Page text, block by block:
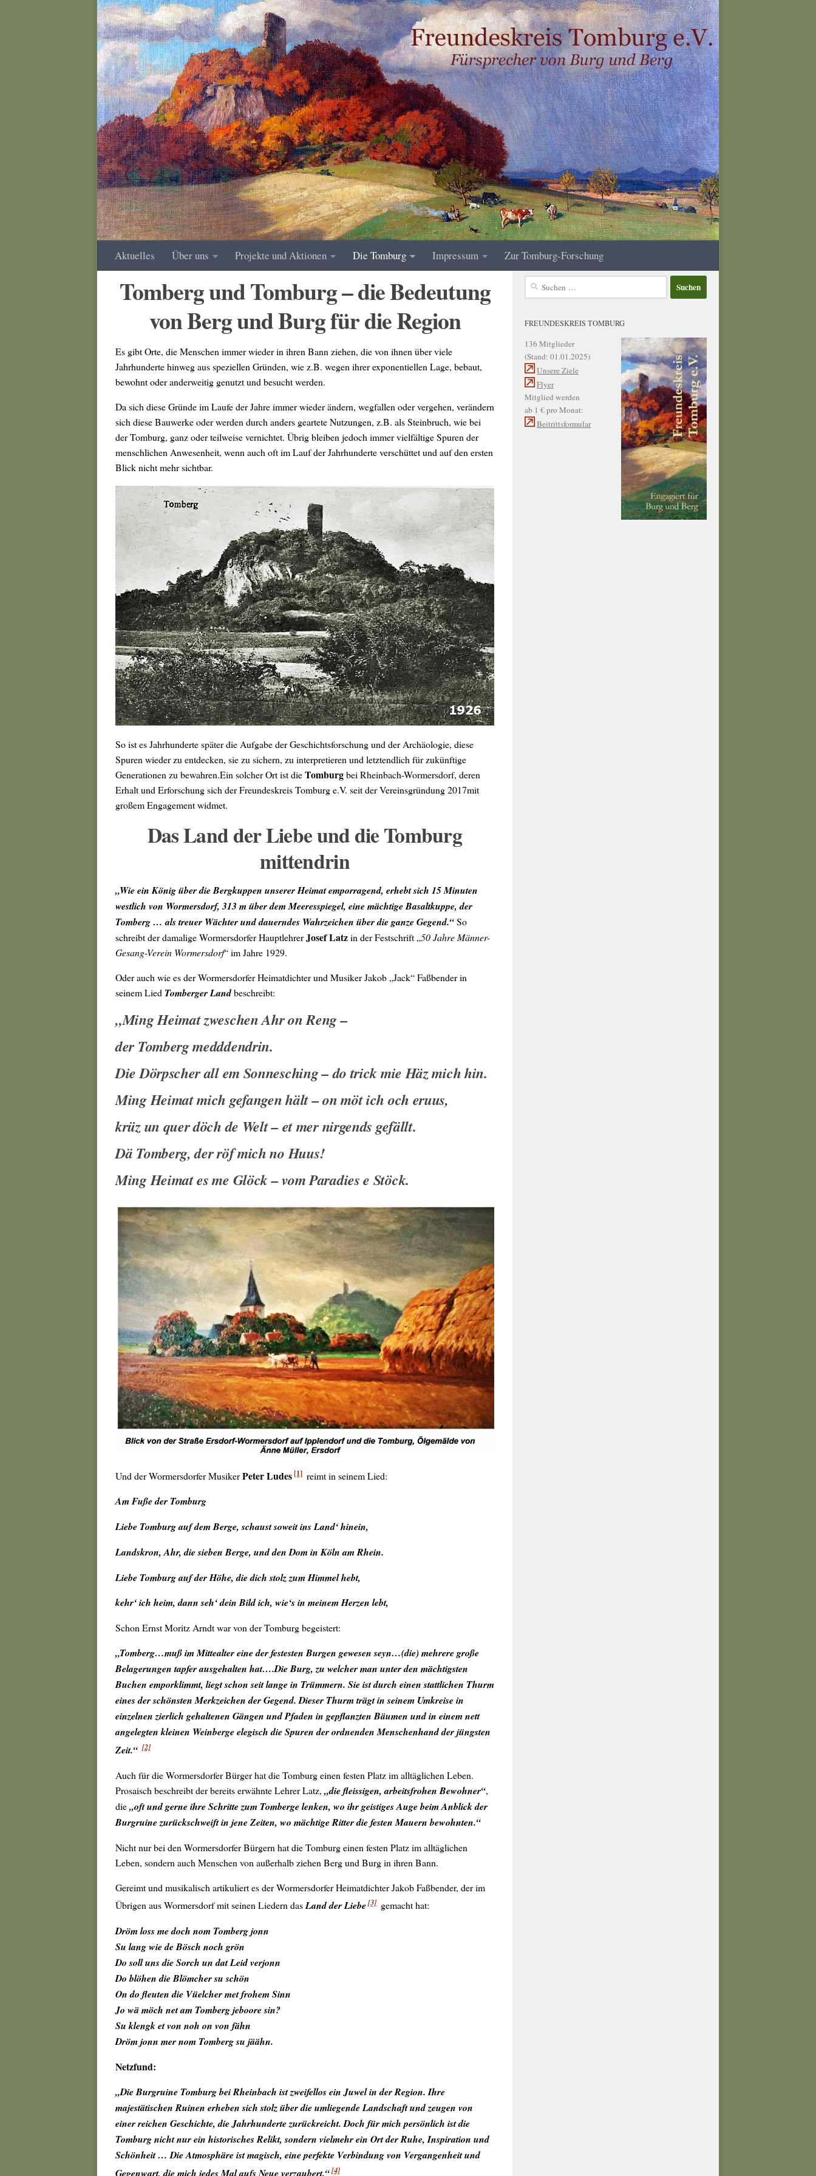
Zum Inhalt springen
Aktuelles Über uns Projekte und Aktionen Die Tomburg Impressum Zur Tomburg-Forschung
Tomberg und Tomburg – die Bedeutung
von Berg und Burg für die Region
Es gibt Orte, die Menschen immer wieder in ihren Bann ziehen, die von ihnen über viele
Jahrhunderte hinweg aus speziellen Gründen, wie z.B. wegen ihrer exponentiellen Lage, bebaut,
bewohnt oder anderweitig genutzt und besucht werden.
Da sich diese Gründe im Laufe der Jahre immer wieder ändern, wegfallen oder vergehen, verändern
sich diese Bauwerke oder werden durch anders geartete Nutzungen, z.B. als Steinbruch, wie bei
der Tomburg, ganz oder teilweise vernichtet. Übrig bleiben jedoch immer vielfältige Spuren der
menschlichen Anwesenheit, wenn auch oft im Lauf der Jahrhunderte verschüttet und auf den ersten
Blick nicht mehr sichtbar.
So ist es Jahrhunderte später die Aufgabe der Geschichtsforschung und der Archäologie, diese
Spuren wieder zu entdecken, sie zu sichern, zu interpretieren und letztendlich für zukünftige
Generationen zu bewahren.Ein solcher Ort ist dieTomburgbei Rheinbach-Wormersdorf, deren
Erhalt und Erforschung sich der Freundeskreis Tomburg e.V. seit der Vereinsgründung 2017mit
großem Engagement widmet.
Das Land der Liebe und die Tomburg
mittendrin
„Wie ein König über die Bergkuppen unserer Heimat emporragend, erhebt sich 15 Minuten
westlich von Wormersdorf, 313 m über dem Meeresspiegel, eine mächtige Basaltkuppe, der
Tomberg … als treuer Wächter und dauerndes Wahrzeichen über die ganze Gegend.“So
schreibt der damalige Wormersdorfer HauptlehrerJosef Latzin der Festschrift „50 Jahre Männer-
Gesang-Verein Wormersdorf“ im Jahre 1929.
Oder auch wie es der Wormersdorfer Heimatdichter und Musiker Jakob „Jack“ Faßbender in
seinem Lied Tomberger Landbeschreibt:
„Ming Heimat zweschen Ahr on Reng –
der Tomberg medddendrin.
Die Dörpscher all em Sonnesching – do trick mie Häz mich hin.
Ming Heimat mich gefangen hält – on möt ich och eruus,
krüz un quer döch de Welt – et mer nirgends gefällt.
Dä Tomberg, der röf mich no Huus!
Ming Heimat es me Glöck – vom Paradies e Stöck.
Und der Wormersdorfer MusikerPeter Ludes[1] reimt in seinem Lied:
Am Fuße der Tomburg
Liebe Tomburg auf dem Berge, schaust soweit ins Land‘ hinein,
Landskron, Ahr, die sieben Berge, und den Dom in Köln am Rhein.
Liebe Tomburg auf der Höhe, die dich stolz zum Himmel hebt,
kehr‘ ich heim, dann seh‘ dein Bild ich, wie‘s in meinem Herzen lebt,
Schon Ernst Moritz Arndt war von der Tomburg begeistert:
„Tomberg…muß im Mittealter eine der festesten Burgen gewesen seyn…(die) mehrere große
Belagerungen tapfer ausgehalten hat….Die Burg, zu welcher man unter den mächtigsten
Buchen emporklimmt, liegt schon seit lange in Trümmern. Sie ist durch einen stattlichen Thurm
eines der schönsten Merkzeichen der Gegend. Dieser Thurm trägt in seinem Umkreise in
einzelnen zierlich gehaltenen Gängen und Pfaden in gepflanzten Bäumen und in einem nett
angelegten kleinen Weinberge elegisch die Spuren der ordnenden Menschenhand der jüngsten
Zeit.“ [2]
Auch für die Wormersdorfer Bürger hat die Tomburg einen festen Platz im alltäglichen Leben.
Prosaisch beschreibt der bereits erwähnte Lehrer Latz, „die fleissigen, arbeitsfrohen Bewohner“,
die„oft und gerne ihre Schritte zum Tomberge lenken, wo ihr geistiges Auge beim Anblick der
Burgruine zurückschweift in jene Zeiten, wo mächtige Ritter die festen Mauern bewohnten.“
Nicht nur bei den Wormersdorfer Bürgern hat die Tomburg einen festen Platz im alltäglichen
Leben, sondern auch Menschen von außerhalb ziehen Berg und Burg in ihren Bann.
Gereimt und musikalisch artikuliert es der Wormersdorfer Heimatdichter Jakob Faßbender, der im
Übrigen aus Wormersdorf mit seinen Liedern dasLand der Liebe[3] gemacht hat:
Dröm loss me doch nom Tomberg jonn
Su lang wie de Bösch noch grön
Do soll uns die Sorch un dat Leid verjonn
Do blöhen die Blömcher su schön
On do fleuten die Vüelcher met frohem Sinn
Jo wä möch net am Tomberg jeboore sin?
Su klengk et von noh on von fähn
Dröm jonn mer nom Tomberg su jäähn.
Netzfund:
„Die Burgruine Tomburg bei Rheinbach ist zweifellos ein Juwel in der Region. Ihre
majestätischen Ruinen erheben sich stolz über die umliegende Landschaft und zeugen von
einer reichen Geschichte, die Jahrhunderte zurückreicht. Doch für mich persönlich ist die
Tomburg nicht nur ein historisches Relikt, sondern vielmehr ein Ort der Ruhe, Inspiration und
Schönheit … Die Atmosphäre ist magisch, eine perfekte Verbindung von Vergangenheit und
Gegenwart, die mich jedes Mal aufs Neue verzaubert.“[4]
FINDEN
Suchen
FREUNDESKREIS TOMBURG
136 Mitglieder
(Stand: 01.01.2025)
Unsere Ziele
Flyer
Mitglied werden
ab 1 € pro Monat:
Beitrittsformular